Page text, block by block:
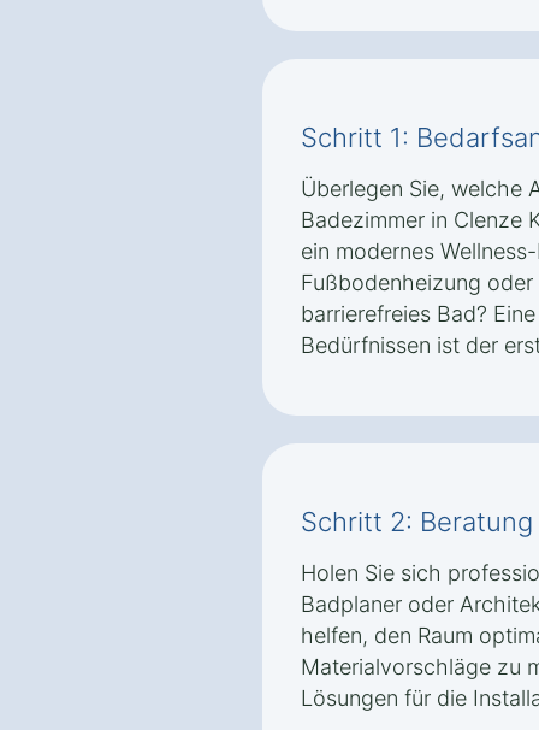
Schritt 1:
Überlegen Sie, welche
Badezimmer in Clenze
ein modernes
Fußbodenheizung
barrierefreies Bad?
Bedürfnissen ist der
Schritt 2:
Holen Sie sich
Badplaner oder
helfen, den Raum
Materialvorschläge zu
Lösungen für die